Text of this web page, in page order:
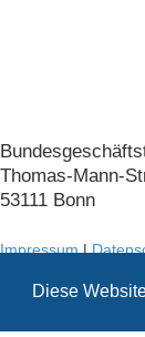
Diese
Thomas-Mann-
53111 Bonn
Impressum |